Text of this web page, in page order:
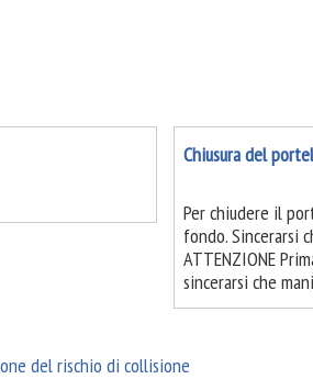
Chiusura del
Per chiudere il
fondo. Sincerarsi
ATTENZIONE
sincerarsi che
del rischio di collisione